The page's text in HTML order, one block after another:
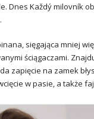
Dnes Každý milovník
sięgająca mniej
ściągaczami.
zapięcie na zamek
w pasie, a także